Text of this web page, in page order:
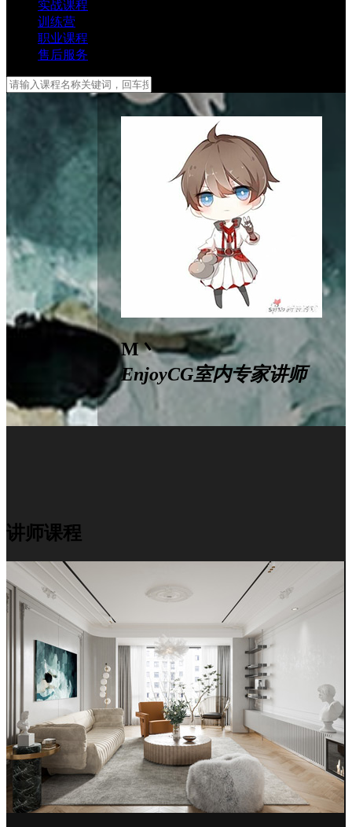
实战课程
训练营
职业课程
售后服务
M丶
EnjoyCG室内专家讲师
讲师课程